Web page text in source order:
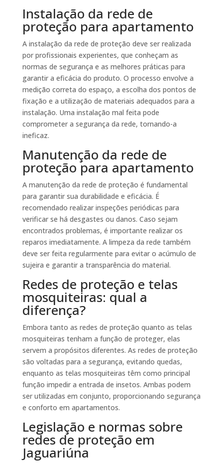
Instalação da rede de
proteção para apartamento
A instalação da rede de proteção deve ser realizada
por profissionais experientes, que conheçam as
normas de segurança e as melhores práticas para
garantir a eficácia do produto. O processo envolve a
medição correta do espaço, a escolha dos pontos de
fixação e a utilização de materiais adequados para a
instalação. Uma instalação mal feita pode
comprometer a segurança da rede, tornando-a
ineficaz.
Manutenção da rede de
proteção para apartamento
A manutenção da rede de proteção é fundamental
para garantir sua durabilidade e eficácia. É
recomendado realizar inspeções periódicas para
verificar se há desgastes ou danos. Caso sejam
encontrados problemas, é importante realizar os
reparos imediatamente. A limpeza da rede também
deve ser feita regularmente para evitar o acúmulo de
sujeira e garantir a transparência do material.
Redes de proteção e telas
mosquiteiras: qual a
diferença?
Embora tanto as redes de proteção quanto as telas
mosquiteiras tenham a função de proteger, elas
servem a propósitos diferentes. As redes de proteção
são voltadas para a segurança, evitando quedas,
enquanto as telas mosquiteiras têm como principal
função impedir a entrada de insetos. Ambas podem
ser utilizadas em conjunto, proporcionando segurança
e conforto em apartamentos.
Legislação e normas sobre
redes de proteção em
Jaguariúna